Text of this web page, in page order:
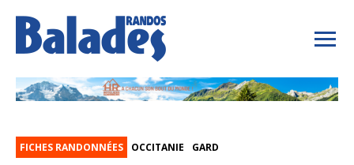
FICHES RANDONNÉES OCCITANIE GARD